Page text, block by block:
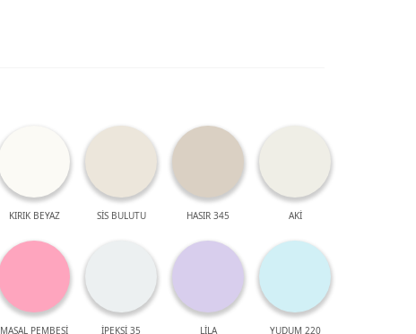
KIRIK BEYAZ SİS BULUTU HASIR 345 AKİ
MASAL PEMBESİ İPEKSİ 35 LİLA YUDUM 220